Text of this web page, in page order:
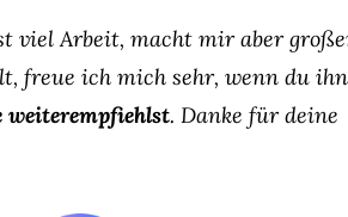
viel Arbeit, macht mir aber
freue ich mich sehr, wenn du
weiterempfiehlst. Danke für deine